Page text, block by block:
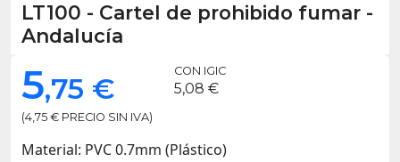
LT100 - Cartel de prohibido fumar -
Andalucía
5,75 €
(4,75 € PRECIO SIN IVA)
CON IGIC
5,08 €
Material: PVC 0.7mm (Plástico)